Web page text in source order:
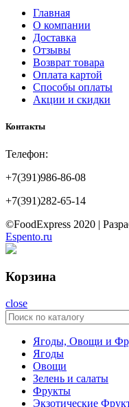
Главная
О компании
Доставка
Отзывы
Возврат товара
Оплата картой
Способы оплаты
Акции и скидки
Контакты
Телефон:
+7(391)986-86-08
+7(391)282-65-14
©FoodExpress 2020 |
Espento.ru
Корзина
close
Ягоды, Овощи и
Ягоды
Овощи
Зелень и салаты
Фрукты
Экзотические